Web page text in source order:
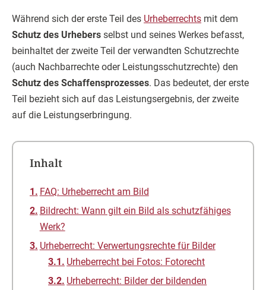
Während sich der erste Teil des Urheberrechts mit dem
Schutz des Urhebers selbst und seines Werkes befasst,
beinhaltet der zweite Teil der verwandten Schutzrechte
(auch Nachbarrechte oder Leistungsschutzrechte) den
Schutz des Schaffensprozesses. Das bedeutet, der erste
Teil bezieht sich auf das Leistungsergebnis, der zweite
auf die Leistungserbringung.
Inhalt
FAQ: Urheberrecht am Bild
Bildrecht: Wann gilt ein Bild als schutzfähiges
Werk?
Urheberrecht: Verwertungsrechte für Bilder
Urheberrecht bei Fotos: Fotorecht
Urheberrecht: Bilder der bildenden